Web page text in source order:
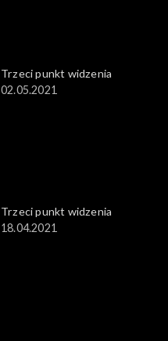
Trzeci punkt widzenia
02.05.2021
Trzeci punkt widzenia
18.04.2021